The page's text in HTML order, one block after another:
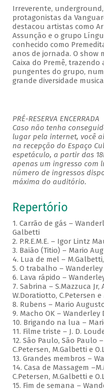
Irreverente,
protagonistas da
destacou artistas como
Assunção e o grupo
conhecido como
anos de jornada. O show
Caixa do Premê,
pungentes do grupo,
grande diversidade
PRÉ-RESERVA ENCERRADA
Caso não tenha
lugar pela internet, você
na recepção do Espaço
espetáculo, a partir das
apenas um ingresso com
número de ingressos
máxima do auditório.
Repertório
1. Carrão de gás –
Galbetti
2. P.R.E.M.E. – Igor Lintz
3. Baião (Titio) – Mario
4. Lua de mel –
5. O trabalho –
6. Lava rápido –
7. Sabrina – S.Mazzuca Jr,
W.Doratiotto, C.Petersen e
8. Rubens – Mario
9. Macho OK –
10. Brigando na lua –
11. Filme triste – J. D.
12. São Paulo, São Paulo
C.Petersen, M.Galbetti e
13. Grandes membros –
14. Casa de Massagem
C.Petersen, M.Galbetti e
15. Fim de semana –